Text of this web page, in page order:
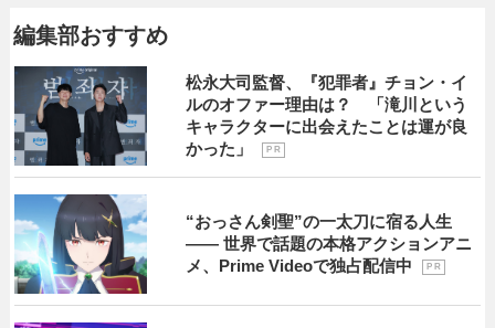
編集部おすすめ
松永大司監督、『犯罪者』チョン・イ
ルのオファー理由は？ 「滝川という
キャラクターに出会えたことは運が良
かった」
P R
“おっさん剣聖”の一太刀に宿る人生
―― 世界で話題の本格アクションアニ
メ、Prime Videoで独占配信中
P R